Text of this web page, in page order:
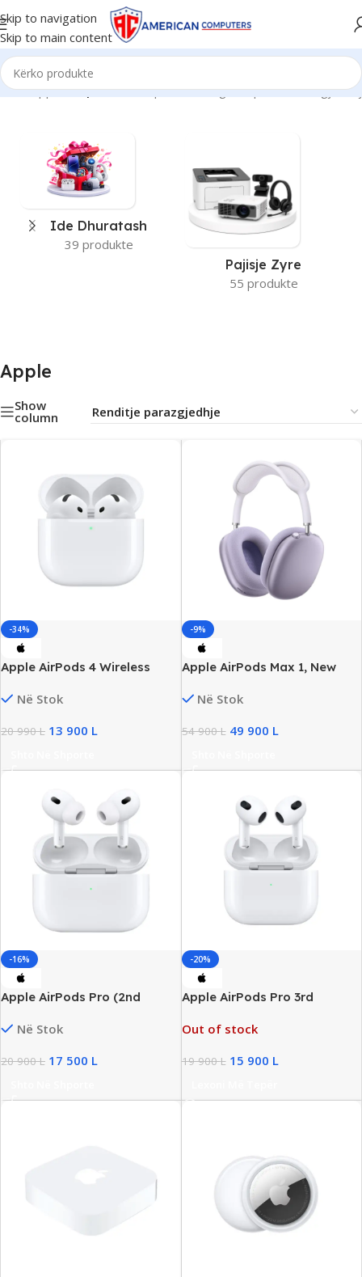
Skip to navigation
Skip to main content
Kreu/Apple/Faqe 2Po shfaqen 13–24 nga 92 përfundime gjithsej
Ide Dhuratash
39 produkte
Pajisje Zyre
55 produkte
Apple
Show
column
-34%
Apple AirPods 4 Wireless
Audio, New
Në Stok
20 990L 13 900 L
-9%
Apple AirPods Max 1, New
Në Stok
54 900L 49 900 L
-16%
Apple AirPods Pro (2nd
Earbuds, New
Në Stok
20 900L 17 500 L
-20%
Apple AirPods Pro 3rd
Out of stock
19 900L 15 900 L